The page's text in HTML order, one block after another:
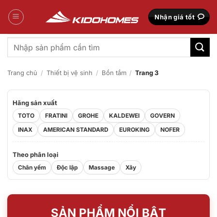
qua
Nhận giá tốt
Tìm
kiếm:
Trang chủ / Thiết bị vệ sinh / Bồn tắm / Trang 3
Hãng sản xuất
TOTO FRATINI GROHE KALDEWEI
GOVERN
INAX
AMERICAN STANDARD EUROKING NOFER
Theo phân loại
Chân yếm Độc lập Massage Xây
SẢN PHẨM NỔI BẬT